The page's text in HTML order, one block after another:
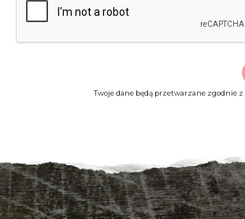
Twoje dane będą przetwarzane zgodnie z